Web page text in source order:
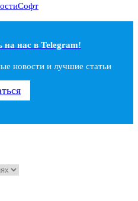
Софт
наc в Telegram!
новости и лучшие статьи